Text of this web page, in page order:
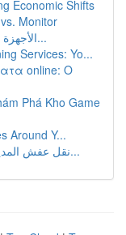
Economic Shifts
Monitor
الأجهزة التفاعلية في اجتماعات العمل و المدا...
Services: Yo...
online: Ο
Phá Kho Game
Around Y...
نقل عفش المدينة المنورة: دليل شامل للخدمات والأ...